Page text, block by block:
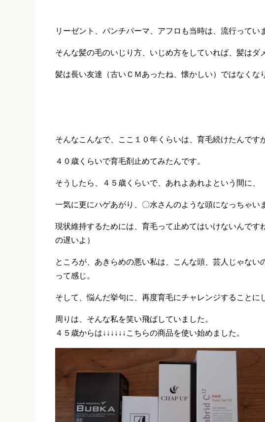
リーゼント、パンチパーマ、アフロも当時は、流行ってい
そんな髪の毛のいじり方、いじめ方をしていれば、髪はダ
髪は長い友達（古いＣＭあったね、懐かしい）ではなくな
そんなこんなで、ここ１０年くらいは、育毛続けたんです
４０歳くらいで育毛剤止めてみたんです。
そうしたら、４５歳くらいで、あれよあれよという間に、
一気に更にハゲあがり、〇水さんのような頭になっちゃい
現状維持するためには、育毛って止めてはいけないんです
の遅いよ）
ところが、あきらめの悪い私は、こんな頭、芸人じゃない
って感じ。
そして、悩んだ挙句に、再度育毛にチャレンジすることに
周りは、そんな私を笑い飛ばしていました。
４５歳からは↓↓↓↓↓↓こちらの商品を使い始めました。